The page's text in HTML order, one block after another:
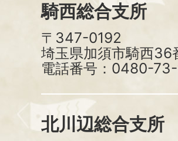
騎西総合支所
〒347-0192
埼玉県加須市騎西36
電話番号：0480-73-
北川辺総合支所